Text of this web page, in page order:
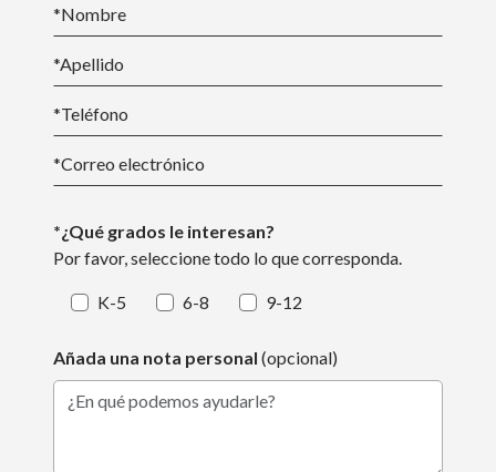
*Nombre
*Apellido
*Teléfono
*Correo electrónico
*¿Qué grados le interesan?
Por favor, seleccione todo lo que corresponda.
K-5 6-8 9-12
Añada una nota personal (opcional)
¿En qué podemos ayudarle?